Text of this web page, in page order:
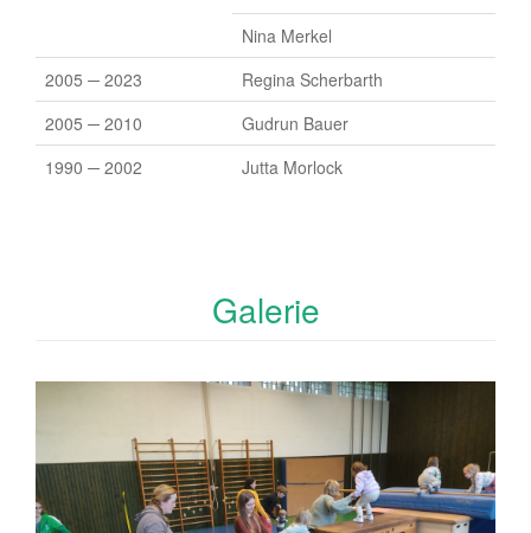
Nina Merkel
2005 ─ 2023
Regina Scherbarth
2005 ─ 2010
Gudrun Bauer
1990 ─ 2002
Jutta Morlock
Galerie